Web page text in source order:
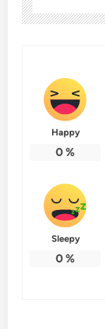
Happy
0 %
Sleepy
0 %